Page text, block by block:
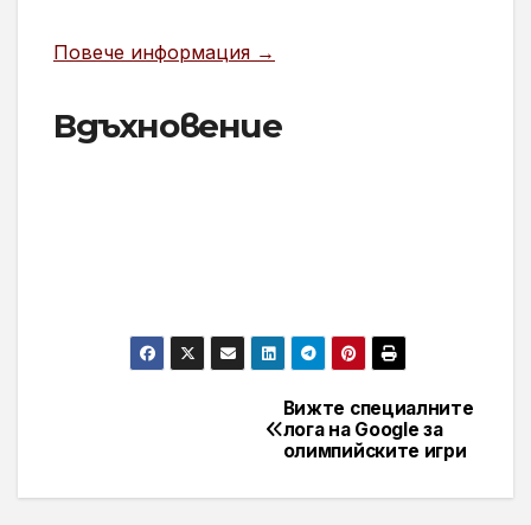
Повече информация →
Вдъхновение
Вижте специалните
лога на Google за
олимпийските игри